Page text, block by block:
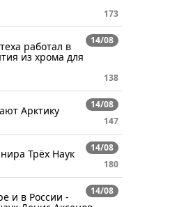
173
14/08
работал в
из хрома для
138
14/08
Арктику
147
14/08
Трёх Наук
180
14/08
и в России -